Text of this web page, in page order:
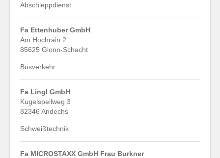
Abschleppdienst
Fa Ettenhuber GmbH
Am Hochrain 2
85625 Glonn-Schacht
Busverkehr
Fa Lingl GmbH
Kugelspeilweg 3
82346 Andechs
Schweißtechnik
Fa MICROSTAXX GmbH Frau Burkner